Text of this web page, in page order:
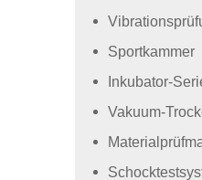
Sportkammer
Inkubator-
Vakuum-